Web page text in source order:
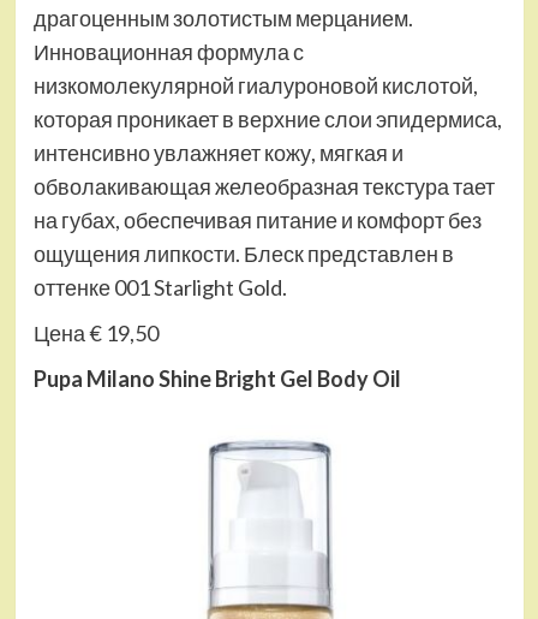
драгоценным золотистым мерцанием.
Инновационная формула с
низкомолекулярной гиалуроновой кислотой,
которая проникает в верхние слои эпидермиса,
интенсивно увлажняет кожу, мягкая и
обволакивающая желеобразная текстура тает
на губах, обеспечивая питание и комфорт без
ощущения липкости. Блеск представлен в
оттенке 001 Starlight Gold.
Цена € 19,50
Pupa Milano Shine Bright Gel Body Oil